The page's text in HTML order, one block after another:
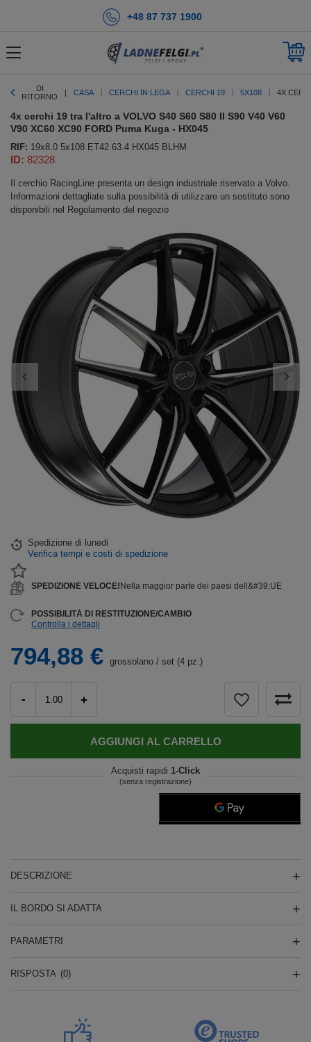
+48 87 737 1900
DI
RITORNO
CASA CERCHI IN LEGA CERCHI 19 5X108 4X
4x cerchi 19 tra l'altro a VOLVO S40 S60 S80 II S90 V40 V60
V90 XC60 XC90 FORD Puma Kuga - HX045
RIF: 19x8.0 5x108 ET42 63.4 HX045 BLHM
ID: 82328
Il cerchio RacingLine presenta un design industriale riservato a Volvo.
Informazioni dettagliate sulla possibilità di utilizzare un sostituto sono
disponibili nel Regolamento del negozio
794,88 € grossolano / set (4 pz.)
- +
AGGIUNGI AL CARRELLO
Acquisti rapidi 1-Click
(senza registrazione)
Spedizione di lunedi
Verifica tempi e costi di spedizione
SPEDIZIONE VELOCE! Nella maggior parte dei paesi dell&#39;UE
POSSIBILITÀ DI RESTITUZIONE/CAMBIO
Controlla i dettagli
DESCRIZIONE
IL BORDO SI ADATTA
PARAMETRI
RISPOSTA (0)